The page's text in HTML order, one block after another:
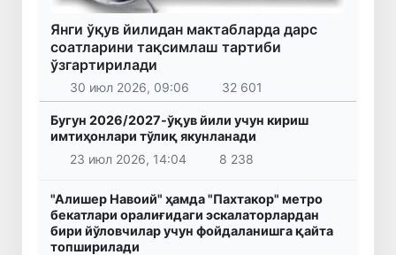
Янги ўқув йилидан мактабларда дарс
соатларини тақсимлаш тартиби
ўзгартирилади
30 июл 2026, 09:06 32 601
Бугун 2026/2027-ўқув йили учун кириш
имтиҳонлари тўлиқ якунланади
23 июл 2026, 14:04
8 238
"Алишер Навоий" ҳамда "Пахтакор" метро
бекатлари оралиғидаги эскалаторлардан
бири йўловчилар учун фойдаланишга қайта
топширилади